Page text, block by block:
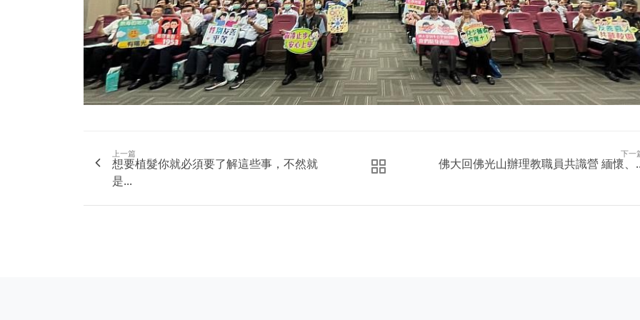
上一篇
想要植髮你就必須要了解這些事，不然就
是...
下一
佛大回佛光山辦理教職員共識營 緬懷、